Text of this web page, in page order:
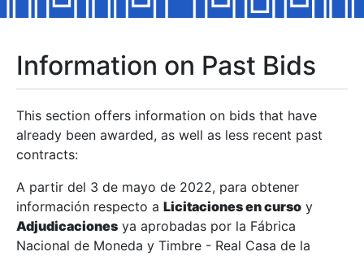
Show/Hide
Show/Hide
Show/Hide
Information on Past Bids
This section offers information on bids that have
already been awarded, as well as less recent past
contracts:
A partir del 3 de mayo de 2022, para obtener
información respecto a Licitaciones en curso y
Adjudicaciones ya aprobadas por la Fábrica
Nacional de Moneda y Timbre - Real Casa de la